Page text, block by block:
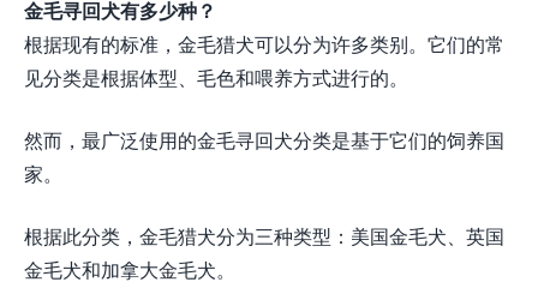
金毛寻回犬有多少种？
根据现有的标准，金毛猎犬可以分为许多类别。它们的常
见分类是根据体型、毛色和喂养方式进行的。
然而，最广泛使用的金毛寻回犬分类是基于它们的饲养国
家。
根据此分类，金毛猎犬分为三种类型：美国金毛犬、英国
金毛犬和加拿大金毛犬。